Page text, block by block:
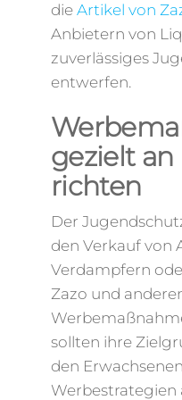
die Artikel von
Anbietern von
zuverlässiges
entwerfen.
gezielt an
richten
Der
den Verkauf von
Verdampfern
Zazo und
sollten ihre
den
Werbestrategien